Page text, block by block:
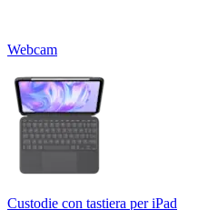
Webcam
Custodie con tastiera per iPad